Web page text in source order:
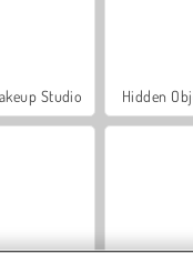
Studio Hidden